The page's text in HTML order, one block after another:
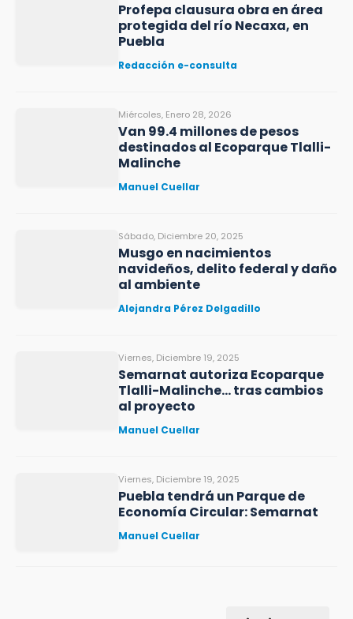
Profepa clausura obra en área
protegida del río Necaxa, en
Puebla
Redacción e-consulta
Miércoles, Enero 28, 2026
Van 99.4 millones de pesos
destinados al Ecoparque Tlalli-
Malinche
Manuel Cuellar
Sábado, Diciembre 20, 2025
Musgo en nacimientos
navideños, delito federal y daño
al ambiente
Alejandra Pérez Delgadillo
Viernes, Diciembre 19, 2025
Semarnat autoriza Ecoparque
Tlalli-Malinche… tras cambios
al proyecto
Manuel Cuellar
Viernes, Diciembre 19, 2025
Puebla tendrá un Parque de
Economía Circular: Semarnat
Manuel Cuellar